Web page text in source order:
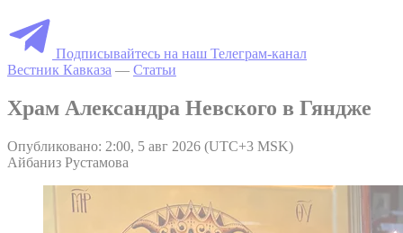
Подписывайтесь на наш Телеграм-канал
Вестник Кавказа — Статьи
Храм Александра Невского в Гяндже
Опубликовано: 2:00, 5 авг 2026 (UTC+3 MSK)
Айбаниз Рустамова